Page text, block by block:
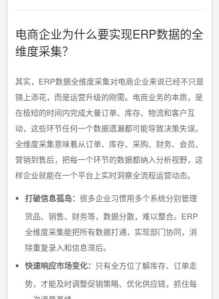
电商企业为什么要实现ERP数据的全
维度采集？
其实，ERP数据全维度采集对电商企业来说已经不只是
锦上添花，而是运营升级的刚需。电商业务的本质，是
在极短的时间内完成大量订单、库存、物流和客户互
动，这些环节任何一个数据遗漏都可能导致决策失误。
全维度采集意味着从订单、库存、采购、财务、会员、
营销到售后，把每一个环节的数据都纳入分析视野，这
样企业就能在一个平台上实时洞察全流程运营动态。
打破信息孤岛： 很多企业习惯用多个系统分别管理
货品、销售、财务等，数据分散，难以整合。ERP
全维度采集能把所有数据打通，实现部门协同，消
除重复录入和信息滞后。
快速响应市场变化： 只有全方位了解库存、订单走
势，才能及时调整促销策略、优化供应链，抓住每